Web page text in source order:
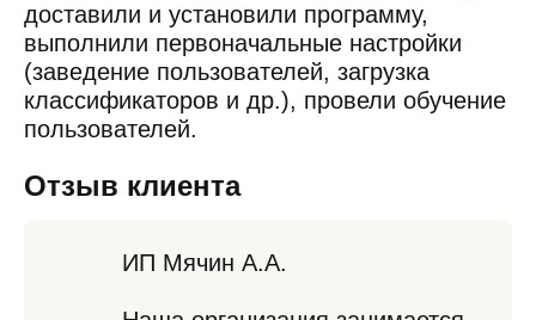
доставили и установили программу,
выполнили первоначальные настройки
(заведение пользователей, загрузка
классификаторов и др.), провели обучение
пользователей.
Отзыв клиента
ИП Мячин А.А.